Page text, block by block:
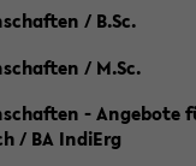
/ B.Sc.
/ M.Sc.
- Angebote
/ BA IndiErg